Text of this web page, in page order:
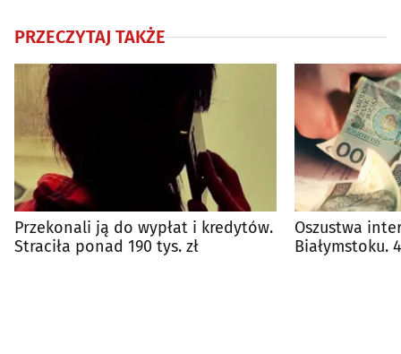
PRZECZYTAJ TAKŻE
Przekonali ją do wypłat i kredytów.
Straciła ponad 190 tys. zł
Oszustwa
Białymstoku.